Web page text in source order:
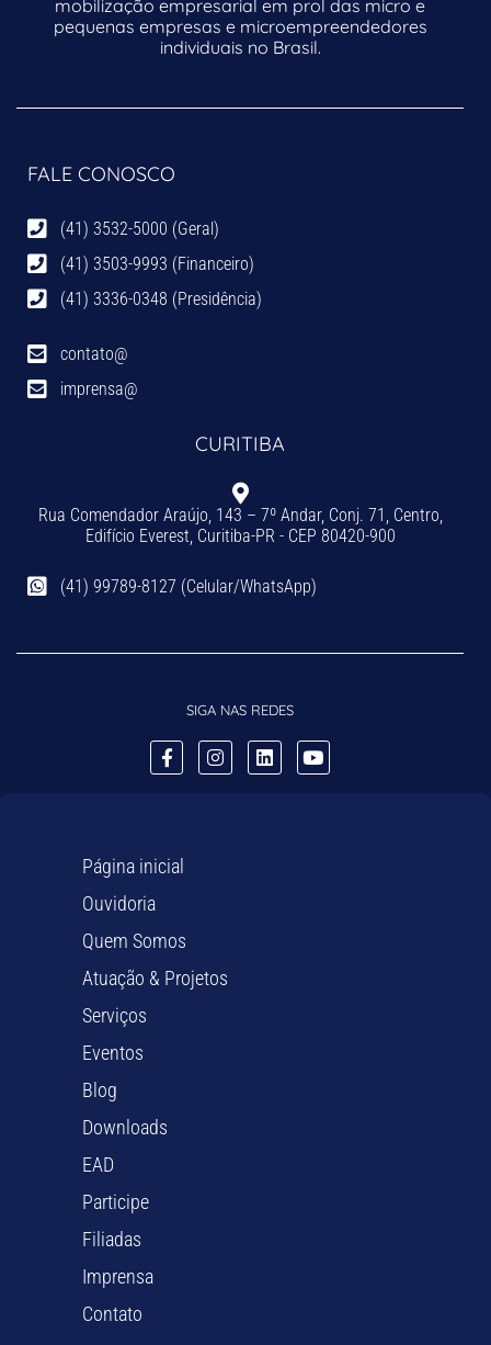
mobilização empresarial em prol das micro e
pequenas empresas e microempreendedores
individuais no Brasil.
FALE CONOSCO
(41) 3532-5000 (Geral)
(41) 3503-9993 (Financeiro)
(41) 3336-0348 (Presidência)
contato@
imprensa@
CURITIBA
Rua Comendador Araújo, 143 – 7º Andar, Conj. 71, Centro,
Edifício Everest, Curitiba-PR - CEP 80420-900
(41) 99789-8127 (Celular/WhatsApp)
SIGA NAS REDES
Página inicial
Ouvidoria
Quem Somos
Atuação & Projetos
Serviços
Eventos
Blog
Downloads
EAD
Participe
Filiadas
Imprensa
Contato